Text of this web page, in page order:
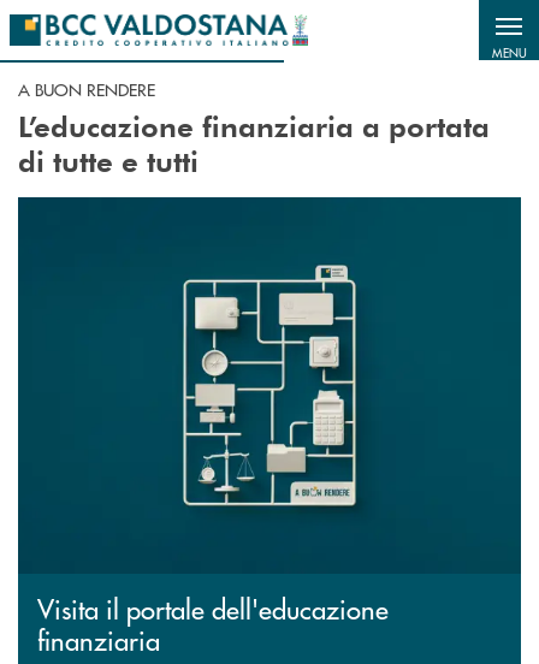
Salta al contenuto principale
MENU
A BUON RENDERE
L’educazione finanziaria a portata
di tutte e tutti
Visita il portale dell'educazione
finanziaria